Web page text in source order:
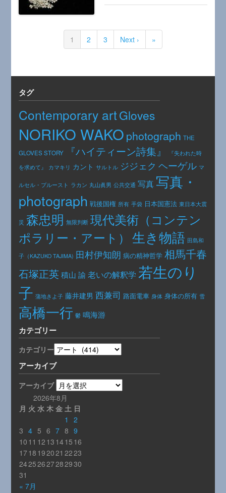
1 2 3 Next › »
タグ
Contemporary artGloves
NORIKO WAKOphotograph THE
GLOVES STORY
『ハイティーン詩集』
『失われた時
を求めて』
カマキリ カント サルトル ジジェク ヘーゲル マ
ルセル・プルースト ラカン 丸山眞男 公共交通 写真 写真・
photograph 戦後国権 所有 手袋 日本国憲法 東日本大震
災 森忠明 無限判断 現代美術（コンテン
ポラリー・アート） 生き物語 田島和
子（KAZUKO TAJIMA) 田村伊知朗 病の精神哲学 相馬千春
石塚正英 積山 諭 老いの解釈学 若生のり
子 蒲地きよ子 藤井建男 西兼司 路面電車 身体 身体の所有 雪
高橋一行 鬱 鳴海游
カテゴリー
カテゴリー
アーカイブ
アーカイブ
2026年8月
月 火 水 木 金 土 日
« 7月
1
2
3 4 5 6 7 8 9
10 11 12 13 1415 16
1718 192021 2223
24252627282930
31